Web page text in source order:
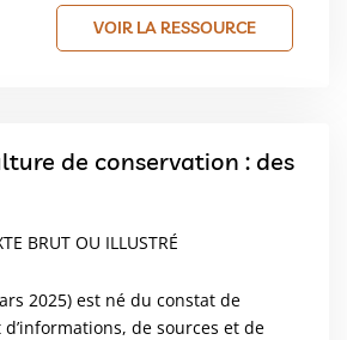
VOIR LA RESSOURCE
de conservation : des
BRUT OU ILLUSTRÉ
2025) est né du constat de
de sources et de